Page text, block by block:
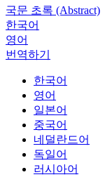
국문 초록 (Abstract)
한국어
영어
번역하기
한국어
영어
일본어
중국어
네덜란드어
독일어
러시아어